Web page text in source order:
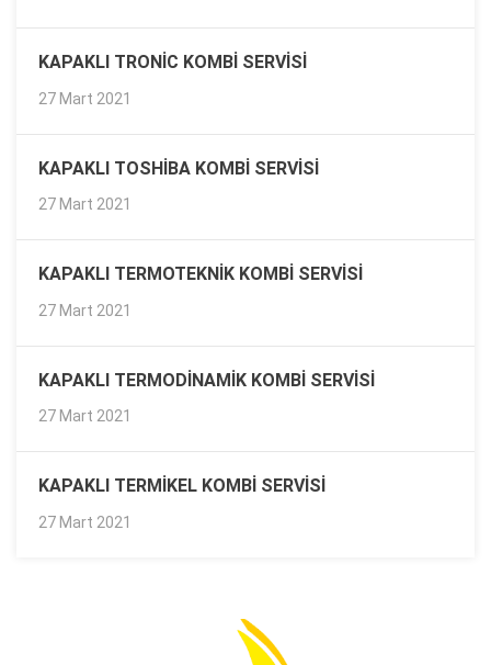
KAPAKLI TRONIC KOMBI SERVISI
27 Mart 2021
KAPAKLI TOSHIBA KOMBI SERVISI
27 Mart 2021
KAPAKLI TERMOTEKNIK KOMBI SERVISI
27 Mart 2021
KAPAKLI TERMODINAMIK KOMBI SERVISI
27 Mart 2021
KAPAKLI TERMIKEL KOMBI SERVISI
27 Mart 2021